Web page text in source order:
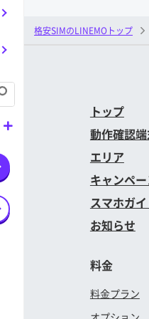
格安SIMのLINEMOトップ
トップ
動作確認
エリア
キャンペ
スマホガ
お知らせ
料金
料金プラン